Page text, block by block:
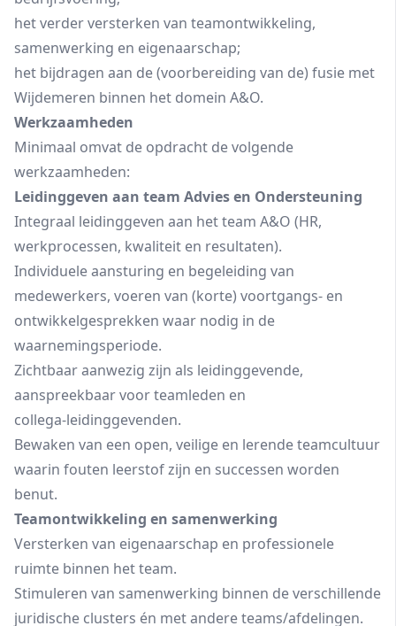
het verder versterken van teamontwikkeling,
samenwerking en eigenaarschap;
het bijdragen aan de (voorbereiding van de) fusie met
Wijdemeren binnen het domein A&O.
Werkzaamheden
Minimaal omvat de opdracht de volgende
werkzaamheden:
Leidinggeven aan team Advies en Ondersteuning
Integraal leidinggeven aan het team A&O (HR,
werkprocessen, kwaliteit en resultaten).
Individuele aansturing en begeleiding van
medewerkers, voeren van (korte) voortgangs- en
ontwikkelgesprekken waar nodig in de
waarnemingsperiode.
Zichtbaar aanwezig zijn als leidinggevende,
aanspreekbaar voor teamleden en
collega‑leidinggevenden.
Bewaken van een open, veilige en lerende teamcultuur
waarin fouten leerstof zijn en successen worden
benut.
Teamontwikkeling en samenwerking
Versterken van eigenaarschap en professionele
ruimte binnen het team.
Stimuleren van samenwerking binnen de verschillende
juridische clusters én met andere teams/afdelingen.